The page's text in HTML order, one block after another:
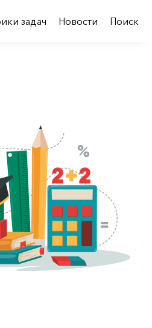
задач Новости Поиск